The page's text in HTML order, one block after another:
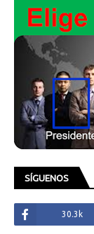
SÍGUENOS
30.3k